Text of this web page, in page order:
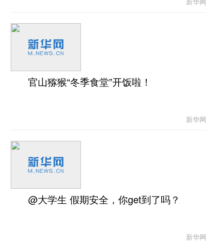
官山猕猴“冬季食堂”开饭啦！
新华网
@大学生 假期安全，你get到了吗？
新华网